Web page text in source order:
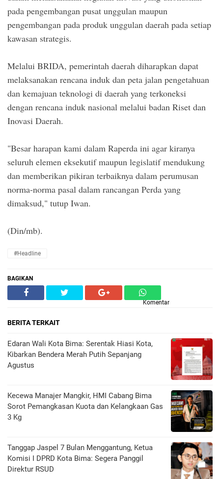
pada pengembangan pusat unggulan maupun
pengembangan pada produk unggulan daerah pada setiap
kawasan strategis.
Melalui BRIDA, pemerintah daerah diharapkan dapat
melaksanakan rencana induk dan peta jalan pengetahuan
dan kemajuan teknologi di daerah yang terkoneksi
dengan rencana induk nasional melalui badan Riset dan
Inovasi Daerah.
"Besar harapan kami dalam Raperda ini agar kiranya
seluruh elemen eksekutif maupun legislatif mendukung
dan memberikan pikiran terbaiknya dalam perumusan
norma-norma pasal dalam rancangan Perda yang
dimaksud," tutup Iwan.
(Din/mb).
#Headline
BAGIKAN
Komentar
BERITA TERKAIT
Edaran Wali Kota Bima: Serentak Hiasi Kota,
Kibarkan Bendera Merah Putih Sepanjang
Agustus
Kecewa Manajer Mangkir, HMI Cabang Bima
Sorot Pemangkasan Kuota dan Kelangkaan Gas
3 Kg
Tanggap Jaspel 7 Bulan Menggantung, Ketua
Komisi I DPRD Kota Bima: Segera Panggil
Direktur RSUD